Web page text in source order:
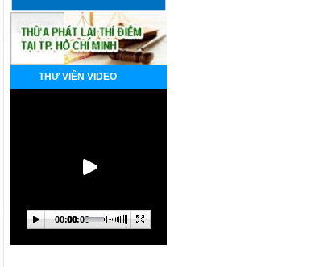
THƯ VIỆN VIDEO
00:0000:00